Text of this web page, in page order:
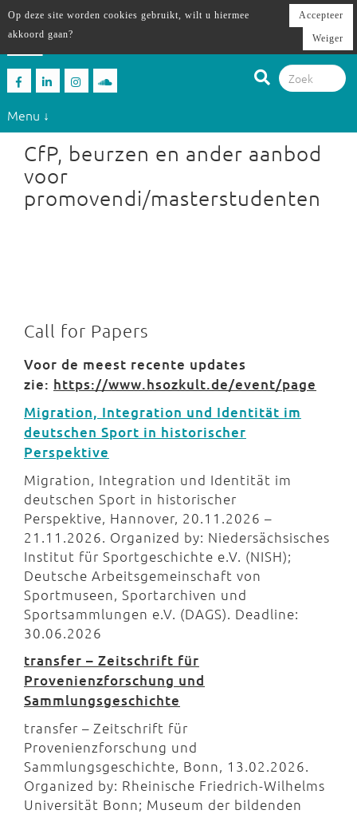
Menu ↓
CfP, beurzen en ander aanbod
voor
promovendi/masterstudenten
Call for Papers
Voor de meest recente updates
zie: https://www.hsozkult.de/event/page
Migration, Integration und Identität im
deutschen Sport in historischer
Perspektive
Migration, Integration und Identität im
deutschen Sport in historischer
Perspektive, Hannover, 20.11.2026 –
21.11.2026. Organized by: Niedersächsisches
Institut für Sportgeschichte e.V. (NISH);
Deutsche Arbeitsgemeinschaft von
Sportmuseen, Sportarchiven und
Sportsammlungen e.V. (DAGS). Deadline:
30.06.2026
transfer – Zeitschrift für
Provenienzforschung und
Sammlungsgeschichte
transfer – Zeitschrift für
Provenienzforschung und
Sammlungsgeschichte, Bonn, 13.02.2026.
Organized by: Rheinische Friedrich-Wilhelms
Universität Bonn; Museum der bildenden
Op deze site worden cookies gebruikt, wilt u hiermee
akkoord gaan?
Accepteer
Weiger